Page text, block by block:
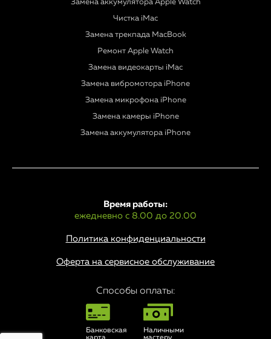
Замена аккумулятора Apple Watch
Чистка iMac
Замена трекпада MacBook
Ремонт Apple Watch
Замена видеокарты iMac
Замена вибромотора iPhone
Замена микрофона iPhone
Замена камеры iPhone
Замена аккумулятора iPhone
Политика конфиденциальности
Время работы:
ежедневно с 8.00 до 20.00
Оферта на сервисное обслуживание
Способы оплаты:
Банковская
Наличными